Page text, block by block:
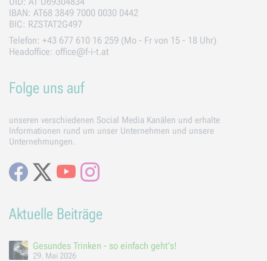
IBAN: AT68 3849 7000 0030 0442
BIC: RZSTAT2G497
Telefon: +43 677 610 16 259 (Mo - Fr von 15 - 18 Uhr)
Headoffice: office@f-i-t.at
Folge uns auf
unseren verschiedenen Social Media Kanälen und erhalte
Informationen rund um unser Unternehmen und unsere
Unternehmungen.
Facebook
X Youtube
Aktuelle Beiträge
Gesundes Trinken - so einfach geht's!
29. Mai 2026